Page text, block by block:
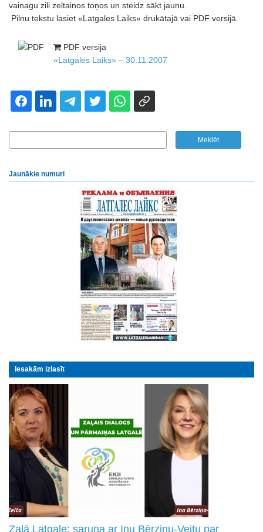
vainagu zili zeltainos toņos un steidz sākt jaunu.
Pilnu tekstu lasiet «Latgales Laiks» drukātajā vai PDF versijā.
PDF versija
«Latgales Laiks» – 30.11.2007
Jaunākie numuri
Iesakām izlasīt
Zaļā Latgale: saruna ar Inu Bērziņu-Veitu par